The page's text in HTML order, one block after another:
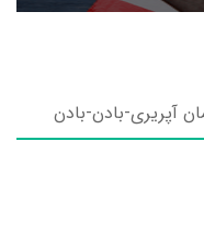
آپریری-بادن-بادن